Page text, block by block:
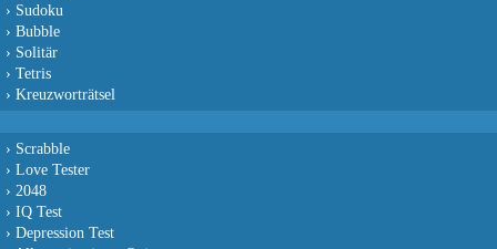
› Sudoku
› Bubble
› Solitär
› Tetris
› Kreuzworträtsel
› Scrabble
› Love Tester
› 2048
› IQ Test
› Depression Test